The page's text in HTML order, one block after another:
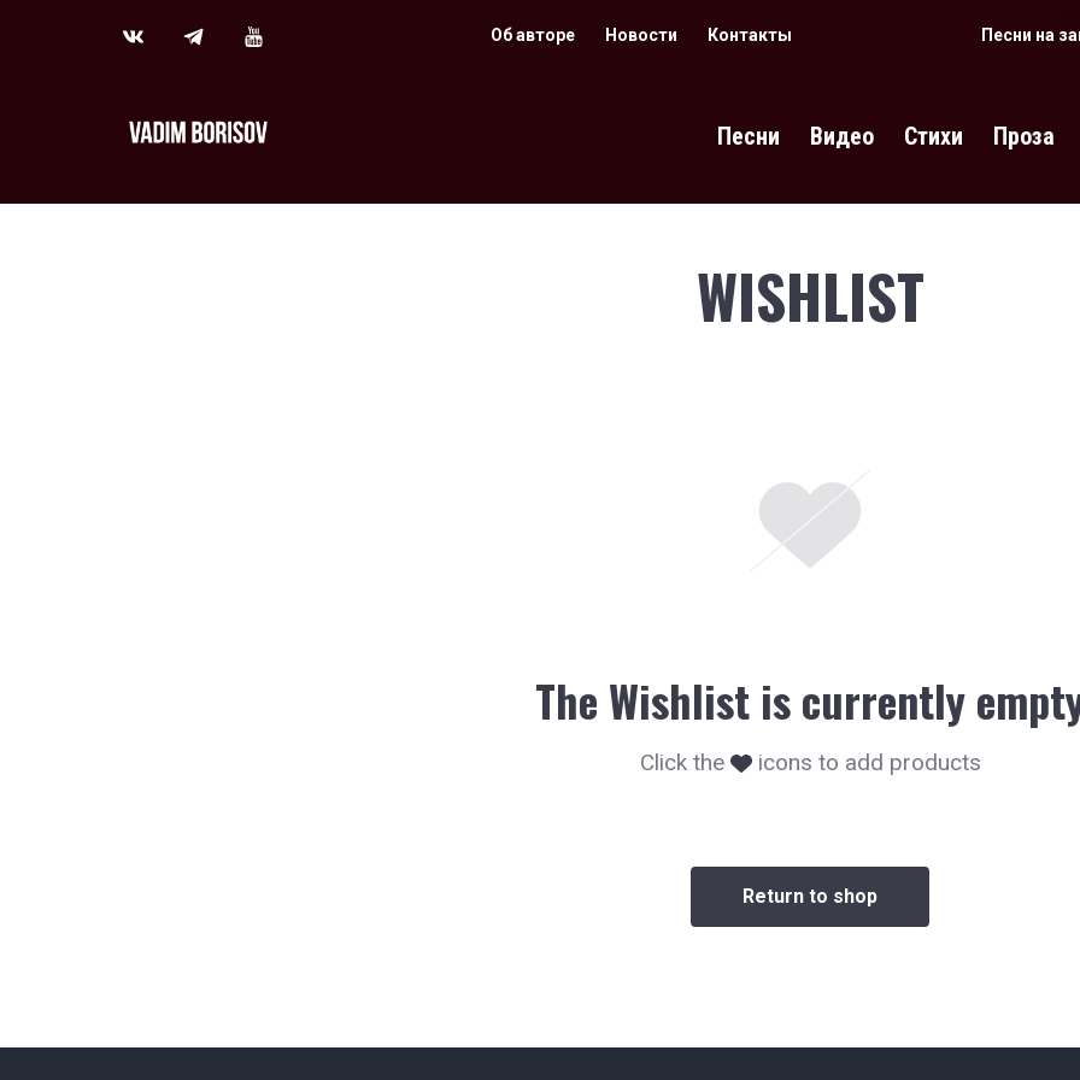
Об авторе Новости Контакты Песни на
Песни Видео Стихи Проза
WISHLIST
The Wishlist is currently
Click the icons to add products
Return to shop